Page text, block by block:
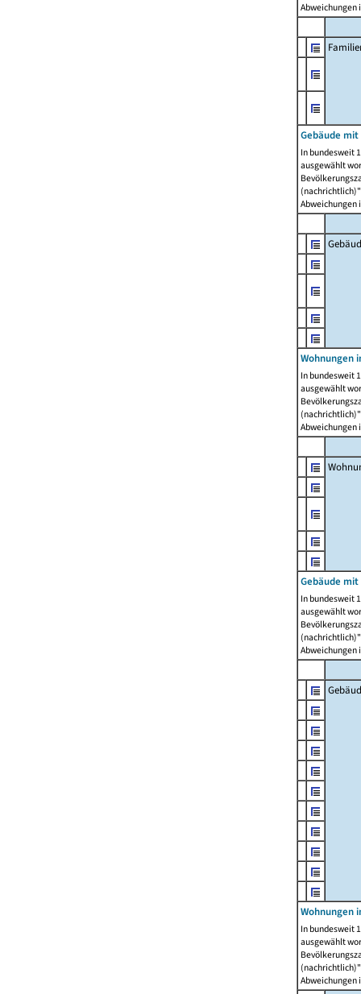
Abweichungen
Gebäude
In bundesweit
ausgewählt
Abweichungen
Wohnungen
In bundesweit
ausgewählt
Abweichungen
Gebäude
In bundesweit
ausgewählt
Abweichungen
Wohnungen
In bundesweit
ausgewählt
Abweichungen